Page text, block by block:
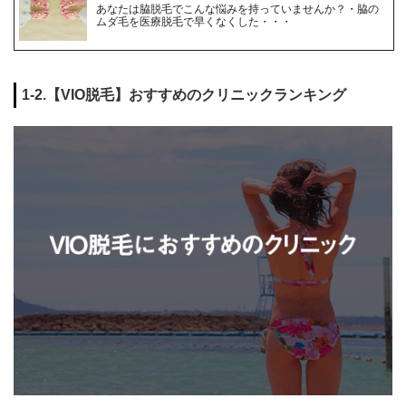
あなたは脇脱毛でこんな悩みを持っていませんか？・脇の
ムダ毛を医療脱毛で早くなくした・・・
1-2.【VIO脱毛】おすすめのクリニックランキング